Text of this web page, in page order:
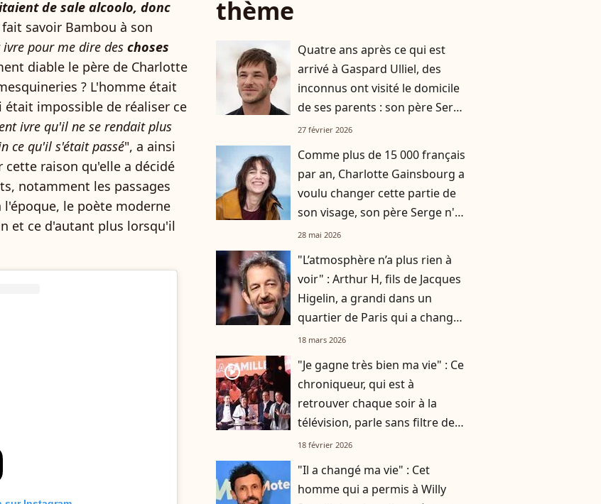
de sale alcoolo, donc
savoir Bambou à son
pour me dire des choses
diable le père de Charlotte
? L'homme était
impossible de réaliser ce
ivre qu'il ne se rendait plus
ce qu'il s'était passé", a ainsi
cette raison qu'elle a décidé
notamment les passages
le poète moderne
et ce d'autant plus lorsqu'il
thème
Quatre ans après ce qui est
arrivé à Gaspard Ulliel, des
inconnus ont visité le domicile
de ses parents : son père Serge
a été pris à partie
27 février 2026
Comme plus de 15 000 français
par an, Charlotte Gainsbourg a
voulu changer cette partie de
son visage, son père Serge n'a
pas voulu
28 mai 2026
"L’atmosphère n’a plus rien à
voir" : Arthur H, fils de Jacques
Higelin, a grandi dans un
quartier de Paris qui a changé
du tout au tout
18 mars 2026
player2
"Je gagne très bien ma vie" : Ce
chroniqueur, qui est à
retrouver chaque soir à la
télévision, parle sans filtre de
son salaire
18 février 2026
"Il a changé ma vie" : Cet
homme qui a permis à Willy